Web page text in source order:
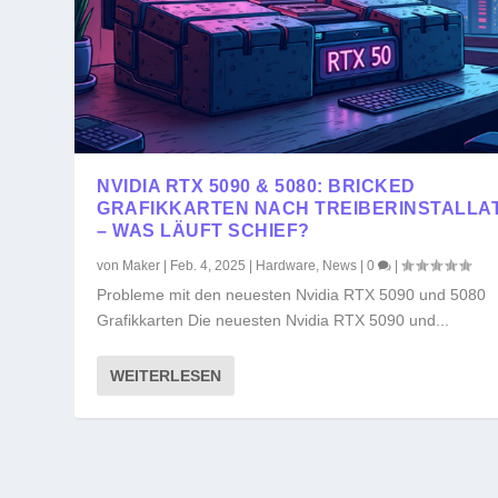
NVIDIA RTX 5090 & 5080: BRICKED
GRAFIKKARTEN NACH
– WAS LÄUFT SCHIEF?
von Maker Feb. 4, 2025 Hardware, News |0 |
Probleme mit den neuesten Nvidia RTX 5090 und 5080
Grafikkarten Die neuesten Nvidia RTX 5090 und...
WEITERLESEN